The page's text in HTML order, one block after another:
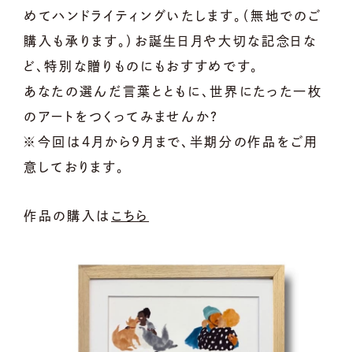
めてハンドライティングいたします。（無地でのご
購入も承ります。）お誕生日月や大切な記念日な
ど、特別な贈りものにもおすすめです。
あなたの選んだ言葉とともに、世界にたった一枚
のアートをつくってみませんか？
※今回は4月から9月まで、半期分の作品をご用
意しております。
作品の購入は こちら